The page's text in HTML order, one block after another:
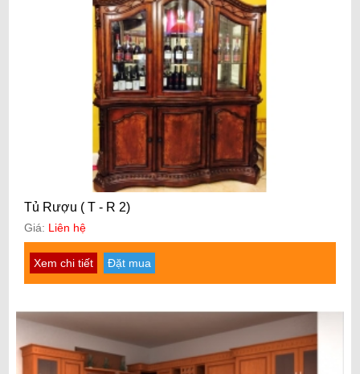
Tủ Rượu ( T - R 2)
Giá: Liên hệ
Xem chi tiết Đặt mua